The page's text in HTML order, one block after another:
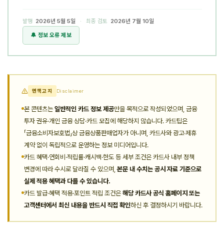
발행 2026년 5월 5일 · 최종 검토
2026년 7월 10일
🔔 정보 오류 제보
면책고지 Disclaimer
본 콘텐츠는 일반적인 카드 정보 제공만을 목적으로 작성되었으며, 금융
투자 권유·개인 금융 상담·카드 모집에 해당하지 않습니다. 카드팁은
「금융소비자보호법」상 금융상품판매업자가 아니며, 카드사와 광고·제휴
계약 없이 독립적으로 운영하는 정보 미디어입니다.
카드 혜택·연회비·적립률·캐시백·한도 등 세부 조건은 카드사 내부 정책
변경에 따라 수시로 달라질 수 있으며,본문 내 수치는 공시 자료 기준으로
실제 적용 혜택과 다를 수 있습니다.
카드 발급·혜택 적용·포인트 적립 조건은 해당 카드사 공식 홈페이지 또는
고객센터에서 최신 내용을 반드시 직접 확인하신 후 결정하시기 바랍니다.